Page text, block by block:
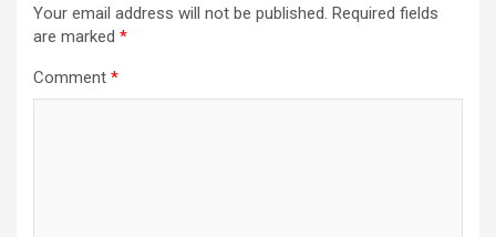
Your email address will not be published. Required fields
are marked *
Comment *